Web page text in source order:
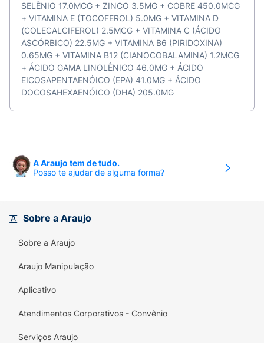
SELÊNIO 17.0MCG + ZINCO 3.5MG + COBRE 450.0MCG
+ VITAMINA E (TOCOFEROL) 5.0MG + VITAMINA D
(COLECALCIFEROL) 2.5MCG + VITAMINA C (ÁCIDO
ASCÓRBICO) 22.5MG + VITAMINA B6 (PIRIDOXINA)
0.65MG + VITAMINA B12 (CIANOCOBALAMINA) 1.2MCG
+ ÁCIDO GAMA LINOLÊNICO 46.0MG + ÁCIDO
EICOSAPENTAENÓICO (EPA) 41.0MG + ÁCIDO
DOCOSAHEXAENÓICO (DHA) 205.0MG
A Araujo tem de tudo.
Posso te ajudar de alguma forma?
Sobre a Araujo
Sobre a Araujo
Araujo Manipulação
Aplicativo
Atendimentos Corporativos - Convênio
Serviços Araujo